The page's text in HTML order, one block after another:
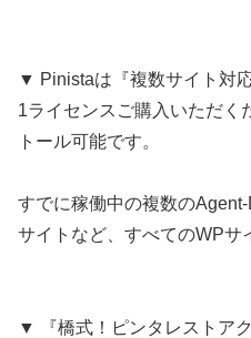
▼ Pinistaは『複数サイト対応
1ライセンスご購入いただく
トール可能です。
すでに稼働中の複数の
サイトなど、すべてのWPサ
▼ 『橋式！ピンタレストア